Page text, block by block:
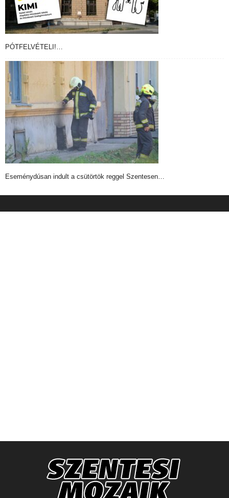
PÓTFELVÉTELI!…
Eseménydúsan indult a csütörtök reggel Szentesen…